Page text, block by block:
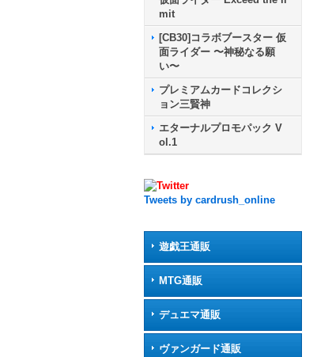
mit
[CB30]コラボブースター 仮
面ライダー 〜神秘なる願
い〜
プレミアムカードコレクシ
ョン三賢神
エターナルプロモパック V
ol.1
Tweets by cardrush_online
遊戯王通販
MTG通販
デュエマ通販
ヴァンガード通販